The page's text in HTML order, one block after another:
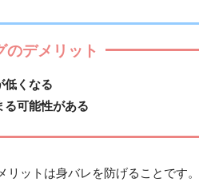
のデメリット
低くなる
る可能性がある
リットは身バレを防げることです。